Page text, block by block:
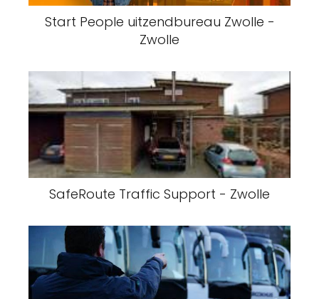
Start People uitzendbureau Zwolle -
Zwolle
SafeRoute Traffic Support - Zwolle